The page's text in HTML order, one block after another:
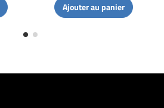
Ajouter au panier